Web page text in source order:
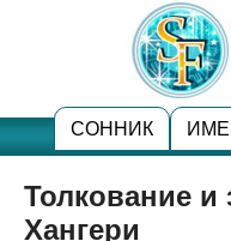
СОННИК
Толкование и
Хангери